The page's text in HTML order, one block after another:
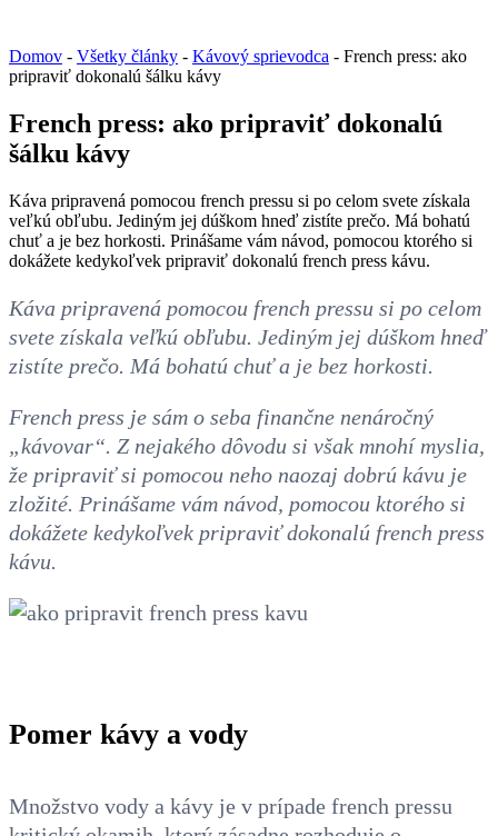
Domov - Všetky články - Kávový sprievodca - French press: ako
pripraviť dokonalú šálku kávy
French press: ako pripraviť dokonalú
šálku kávy
Káva pripravená pomocou french pressu si po celom svete získala
veľkú obľubu. Jediným jej dúškom hneď zistíte prečo. Má bohatú
chuť a je bez horkosti. Prinášame vám návod, pomocou ktorého si
dokážete kedykoľvek pripraviť dokonalú french press kávu.
Káva pripravená pomocou french pressu si po celom
svete získala veľkú obľubu. Jediným jej dúškom hneď
zistíte prečo. Má bohatú chuť a je bez horkosti.
French press je sám o seba finančne nenáročný
„kávovar“. Z nejakého dôvodu si však mnohí myslia,
že pripraviť si pomocou neho naozaj dobrú kávu je
zložité. Prinášame vám návod, pomocou ktorého si
dokážete kedykoľvek pripraviť dokonalú french press
kávu.
Pomer kávy a vody
Množstvo vody a kávy je v prípade french pressu